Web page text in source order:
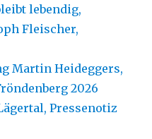
lebendig,
Fleischer,
Martin Heideggers,
2026
Pressenotiz